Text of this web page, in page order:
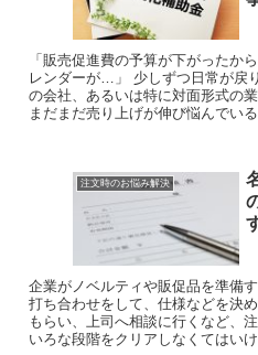
「販売促進費の予算が下がったか
レンダーが…」 少しずつ日常が戻
の会社、あるいは特に対面形式の
まだまだ売り上げが伸び悩んでい
注文時のお悩み解決
企業がノベルティや販促品を準備
打ち合わせをして、仕様などを決
もらい、上司へ相談に行くなど、
いろな段階をクリアしなくてはい